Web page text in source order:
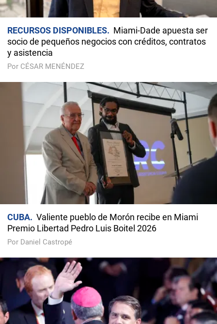
RECURSOS DISPONIBLES
Miami-Dade apuesta ser
socio de pequeños negocios con créditos, contratos
y asistencia
Por CÉSAR MENÉNDEZ
CUBA
Valiente pueblo de Morón recibe en Miami
Premio Libertad Pedro Luis Boitel 2026
Por Daniel Castropé